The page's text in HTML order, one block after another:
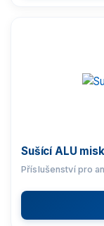
Sušící ALU
Příslušenství pro